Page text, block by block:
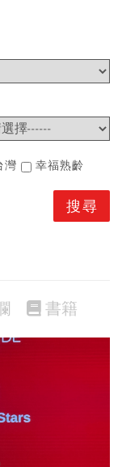
灣 幸福熟齡
書籍